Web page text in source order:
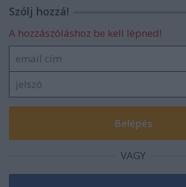
Szólj hozzá!
A hozzászóláshoz be kell lépned!
VAGY